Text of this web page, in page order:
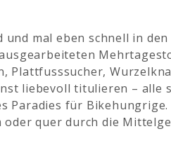
mal eben schnell in
Plattfusssucher,
liebevoll titulieren – alle
Paradies für
quer durch die